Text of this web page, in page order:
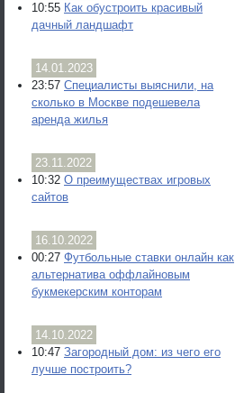
10:55 Как обустроить красивый
дачный ландшафт
14.01.2023
23:57 Специалисты выяснили, на
сколько в Москве подешевела
аренда жилья
23.11.2022
10:32 О преимуществах игровых
сайтов
16.10.2022
00:27 Футбольные ставки онлайн как
альтернатива оффлайновым
букмекерским конторам
14.10.2022
10:47 Загородный дом: из чего его
лучше построить?